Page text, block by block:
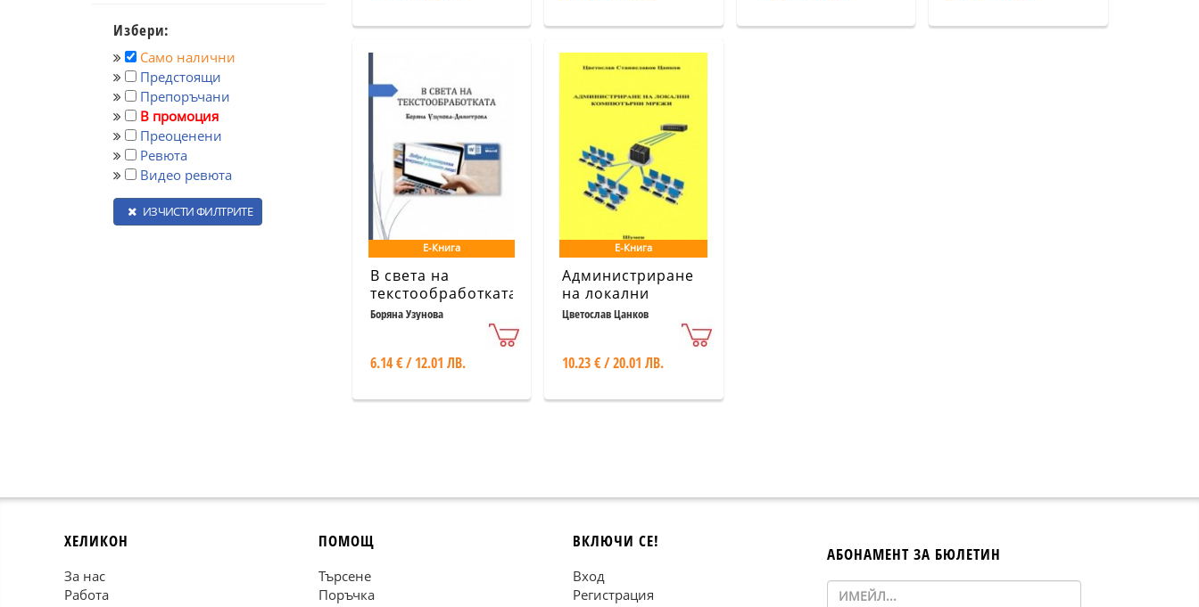
Избери:
Само налични
Предстоящи
Препоръчани
В промоция
Преоценени
Ревюта
Видео ревюта
ИЗЧИСТИ ФИЛТРИТЕ
Е-Книга
В света на
текстообработката
Боряна Узунова
6.14 € / 12.01 ЛВ.
Е-Книга
Администриране
на локални
компютърни
Цветослав Цанков
10.23 € / 20.01 ЛВ.
ХЕЛИКОН
За нас
Работа
ПОМОЩ
Търсене
Поръчка
ВКЛЮЧИ СЕ!
Вход
Регистрация
АБОНАМЕНТ ЗА БЮЛЕТИН